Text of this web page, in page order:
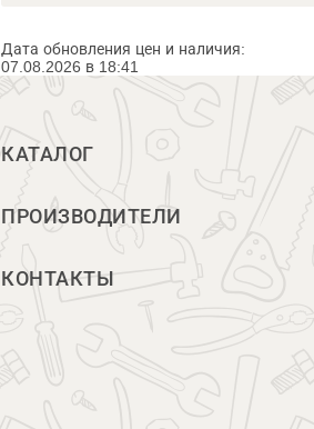
Дата обновления цен и наличия:
07.08.2026 в 18:41
КАТАЛОГ
ПРОИЗВОДИТЕЛИ
КОНТАКТЫ